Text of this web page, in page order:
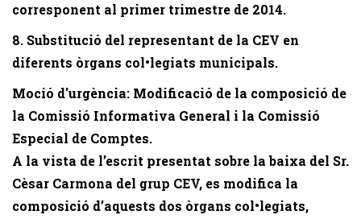
corresponent al primer trimestre de 2014.
8. Substitució del representant de la CEV en
diferents òrgans col•legiats municipals.
Moció d'urgència: Modificació de la composició de
la Comissió Informativa General i la Comissió
Especial de Comptes.
A la vista de l’escrit presentat sobre la baixa del Sr.
Cèsar Carmona del grup CEV, es modifica la
composició d’aquests dos òrgans col•legiats,